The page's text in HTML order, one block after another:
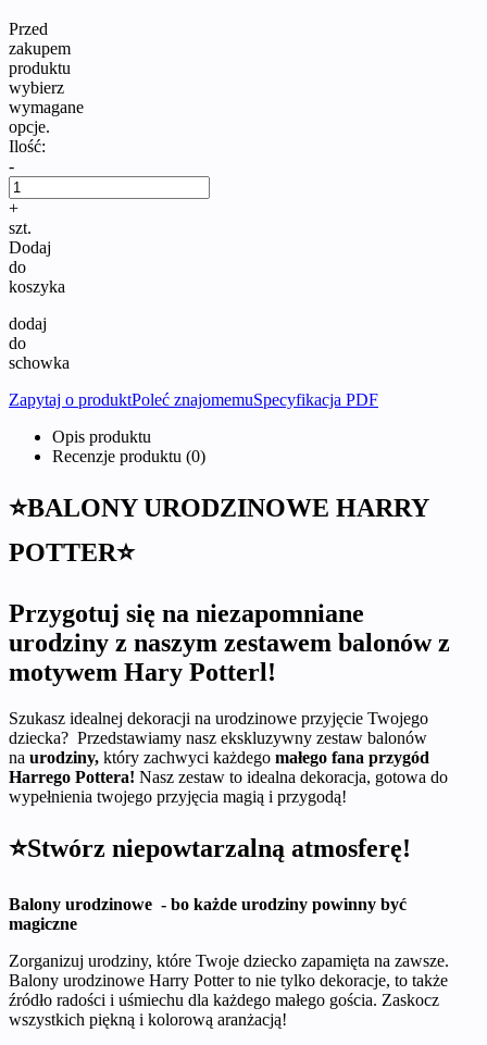
Przed
zakupem
produktu
wybierz
wymagane
opcje.
Ilość:
-
+
szt.
Dodaj
do
koszyka
dodaj
do
schowka
Zapytaj o produktPoleć znajomemuSpecyfikacja PDF
Opis produktu
Recenzje produktu (0)
⭐BALONY URODZINOWE HARRY
POTTER⭐
Przygotuj się na niezapomniane
urodziny z naszym zestawem balonów z
motywem Hary Potterl!
Szukasz idealnej dekoracji na urodzinowe przyjęcie Twojego
dziecka? Przedstawiamy nasz ekskluzywny zestaw balonów
na urodziny, który zachwyci każdego małego fana przygód
Harrego Pottera! Nasz zestaw to idealna dekoracja, gotowa do
wypełnienia twojego przyjęcia magią i przygodą!
⭐Stwórz niepowtarzalną atmosferę!
Balony urodzinowe - bo każde urodziny powinny być
magiczne
Zorganizuj urodziny, które Twoje dziecko zapamięta na zawsze.
Balony urodzinowe Harry Potter to nie tylko dekoracje, to także
źródło radości i uśmiechu dla każdego małego gościa. Zaskocz
wszystkich piękną i kolorową aranżacją!